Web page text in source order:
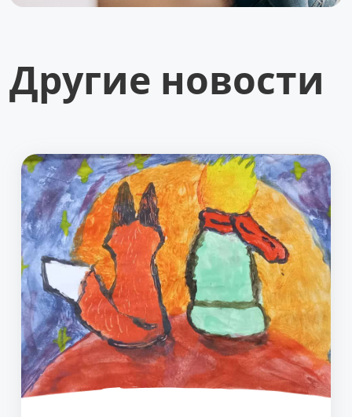
Другие новости